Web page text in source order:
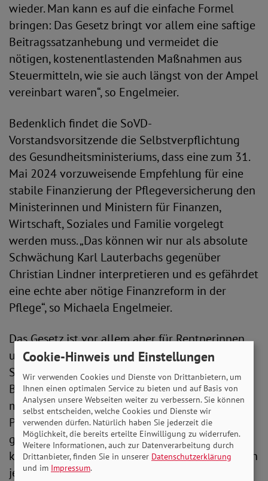
wieder. Man kann es auf die einfache Formel
bringen: Das Gesetz bringt vor allem eine saftige
Beitragssatzanhebung und vermeidet die
nötigen, kostenentlastenden Maßnahmen aus
Steuermitteln, wie sie auch längst von der Ampel
vereinbart waren“, so Engelmeier.
Bedenklich findet die SoVD-
Vorstandsvorsitzende die Selbstverpflichtung
des Gesundheitsministeriums, dass eine zum 31.
Mai 2024 vorzuweisende Empfehlung für eine
stabile Finanzierung der Pflegeversicherung den
Ministerinnen und Ministern für Finanzen,
Wirtschaft, Soziales und Familie vorgelegt
werden muss. „Das können wir nur als absolute
Schwächung Karl Lauterbachs gegenüber
Christian Lindner interpretieren und es gefährdet
eine echte aber nötige Finanzreform in der
Pflege“, so Michaela Engelmeier.
Das Gesetz ist vor allem aber für Rentnerinnen
und Rentner ein Schlag ins Gesicht, ordnet die
SoVD-Vorstandsvorsitzende ein. „Sie trifft die
Beitragserhöhung besonders hart, denn sie
müssen seit Jahren den vollen Beitragssatz zur
Pflegeversicherung selbst tragen. Außerdem
gehen sie bei der Beitragsentlastung für
kinderreiche Versicherte leer aus, denn die sollen
jetzt nur noch bis zum vollendeten 25.
Cookie-Hinweis und Einstellungen
Wir verwenden Cookies und Dienste von Drittanbietern, um
Ihnen einen optimalen Service zu bieten und auf Basis von
Analysen unsere Webseiten weiter zu verbessern. Sie können
selbst entscheiden, welche Cookies und Dienste wir
verwenden dürfen. Natürlich haben Sie jederzeit die
Möglichkeit, die bereits erteilte Einwilligung zu widerrufen.
Weitere Informationen, auch zur Datenverarbeitung durch
Drittanbieter, finden Sie in unserer Datenschutzerklärung
und im Impressum.